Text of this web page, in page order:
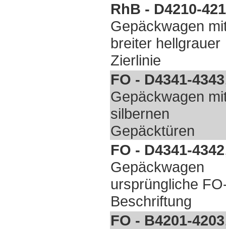
RhB - D4210-
Gepäckwagen
breiter hellgrauer
Zierlinie
FO - D4341-4343
Gepäckwagen
silbernen
Gepäcktüren
FO - D4341-4342
Gepäckwagen
ursprüngliche
Beschriftung
FO - B4201-4203